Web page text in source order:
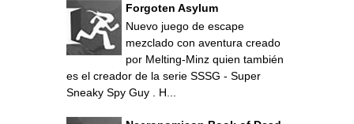
Forgoten Asylum
Nuevo juego de escape
mezclado con aventura creado
por Melting-Minz quien también
es el creador de la serie SSSG - Super
Sneaky Spy Guy . H...